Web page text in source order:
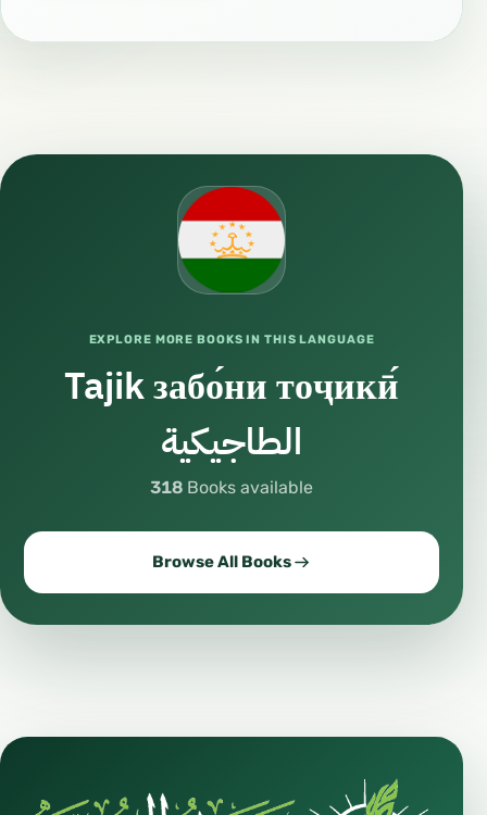
EXPLORE MORE BOOKS IN THIS LANGUAGE
Tajik забо́ни тоҷикӣ́
الطاجيكية
318 Books available
Browse All Books